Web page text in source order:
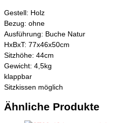
Gestell: Holz
Bezug: ohne
Ausführung: Buche Natur
HxBxT: 77x46x50cm
Sitzhöhe: 44cm
Gewicht: 4,5kg
klappbar
Sitzkissen möglich
Ähnliche Produkte